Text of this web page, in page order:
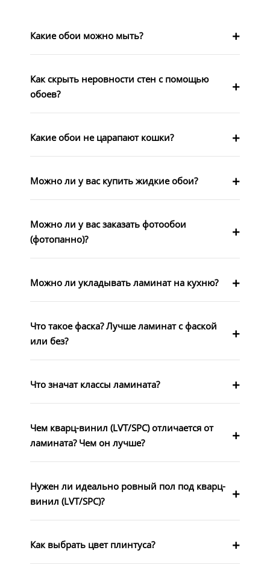
Какие обои можно мыть?
Как скрыть неровности стен с помощью
обоев?
Какие обои не царапают кошки?
Можно ли у вас купить жидкие обои?
Можно ли у вас заказать фотообои
(фотопанно)?
Можно ли укладывать ламинат на кухню?
Что такое фаска? Лучше ламинат с фаской
или без?
Что значат классы ламината?
Чем кварц-винил (LVT/SPC) отличается от
ламината? Чем он лучше?
Нужен ли идеально ровный пол под кварц-
винил (LVT/SPC)?
Как выбрать цвет плинтуса?